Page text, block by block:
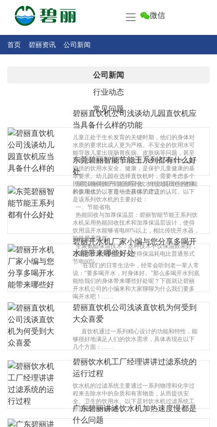
微信
首页 > 碧丽资讯 > 公司新闻
公司新闻
行业动态
常见问题
碧丽直饮机公司浅谈幼儿园直饮机应
当具备什么样的功能
儿童正处于生长发育的关键时期，他们的身体对
水质的要求比成人更为严格。不安全的饮用水可
能导致儿童出现肠胃疾病、皮肤病等问题，甚至
可能影响到他们的智力发育。因此，确保幼儿园
提供的饮用水安全、健康，是保护儿童健康的基
本要求。幼儿园在选择直饮机时，需要考虑多个
因素以确保孩子们能够安全、方便地获取到健康
的饮用水。以下是一些具体的建议：……
东莞碧丽智能节能王系列都有什么好
处
东莞碧丽智能节能王系列饮水机以其出色的性能
和多项优势，在市场上获得了广泛的认可。以下
是该系列饮水机的主要好处：
一、节能省电
热能回收与加厚保温层：碧丽智能节能王系列饮
水机采用热能回收技术和加厚保温层设计，使得
饮用温开水能够省电80%以上，相比传统开水器，
能耗显著降低。
全聚氨酯保温技术：这种技术不仅保温效果好，
还能有效减少热损失，使得保温耗电比普通形式
节电60%。……
碧丽开水机厂家小编与您分享多喝开
水能带来哪些好处
在我们的日常生活中，经常会听到老一辈人常
说：“要多喝开水，对身体好。”那么多喝开水到底
能给我们的身体带来哪些好处呢？下面就让碧丽
开水机公司的小编来和大家聊聊为什么我们要多
喝开水吧！……
碧丽直饮机公司浅谈直饮机为何受到
大众喜爱
直饮机通过一系列精心设计的功能和特性，能
够很好地满足人们的饮水需求，具体表现在以下
几个方面：……
碧丽饮水机工厂经理讲讲过滤系统的
运行过程
饮水机的过滤系统主要通过一系列物理和化学过
程来去除水中的杂质和有害物质，从而提供安
全、卫生的饮用水。以下是对饮水机过滤系统工
作原理的详细解释：……
广东碧丽讲述饮水机加热速度慢都是
什么问题
页
产
品
售